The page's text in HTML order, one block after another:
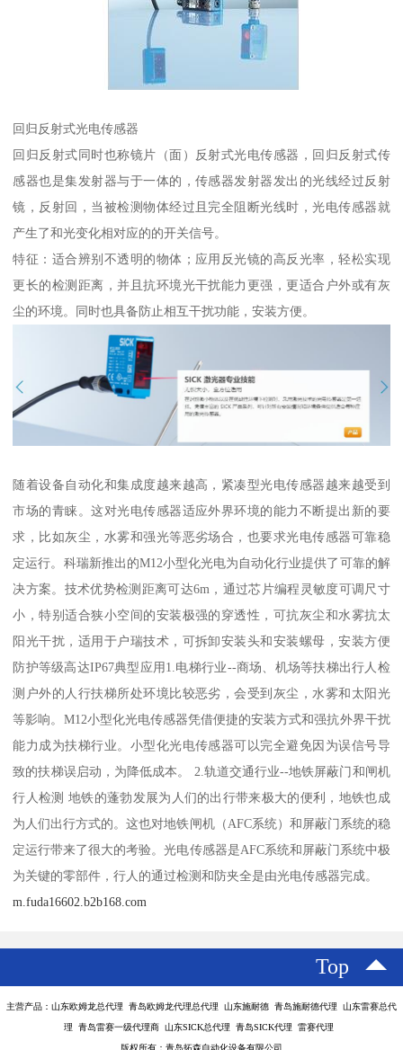
回归反射式光电传感器
回归反射式同时也称镜片（面）反射式光电传感器，回归反射式传
感器也是集发射器与于一体的，传感器发射器发出的光线经过反射
镜，反射回，当被检测物体经过且完全阻断光线时，光电传感器就
产生了和光变化相对应的的开关信号。
特征：适合辨别不透明的物体；应用反光镜的高反光率，轻松实现
更长的检测距离，并且抗环境光干扰能力更强，更适合户外或有灰
尘的环境。同时也具备防止相互干扰功能，安装方便。
随着设备自动化和集成度越来越高，紧凑型光电传感器越来越受到
市场的青睐。这对光电传感器适应外界环境的能力不断提出新的要
求，比如灰尘，水雾和强光等恶劣场合，也要求光电传感器可靠稳
定运行。科瑞新推出的M12小型化光电为自动化行业提供了可靠的解
决方案。技术优势检测距离可达6m，通过芯片编程灵敏度可调尺寸
小，特别适合狭小空间的安装极强的穿透性，可抗灰尘和水雾抗太
阳光干扰，适用于户瑞技术，可拆卸安装头和安装螺母，安装方便
防护等级高达IP67典型应用1.电梯行业--商场、机场等扶梯出行人检
测户外的人行扶梯所处环境比较恶劣，会受到灰尘，水雾和太阳光
等影响。M12小型化光电传感器凭借便捷的安装方式和强抗外界干扰
能力成为扶梯行业。小型化光电传感器可以完全避免因为误信号导
致的扶梯误启动，为降低成本。 2.轨道交通行业--地铁屏蔽门和闸机
行人检测 地铁的蓬勃发展为人们的出行带来极大的便利，地铁也成
为人们出行方式的。这也对地铁闸机（AFC系统）和屏蔽门系统的稳
定运行带来了很大的考验。光电传感器是AFC系统和屏蔽门系统中极
为关键的零部件，行人的通过检测和防夹全是由光电传感器完成。
m.fuda16602.b2b168.com
Top
主营产品：山东欧姆龙总代理 青岛欧姆龙代理总代理 山东施耐德 青岛施耐德代理 山东雷赛总代
理 青岛雷赛一级代理商 山东SICK总代理 青岛SICK代理 雷赛代理
版权所有：青岛拓森自动化设备有限公司